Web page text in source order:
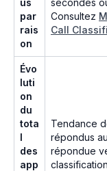
par
rais
on
Consultez
Call
Évo
luti
on
du
tota
l
des
app
Tendance
répondus
répondue